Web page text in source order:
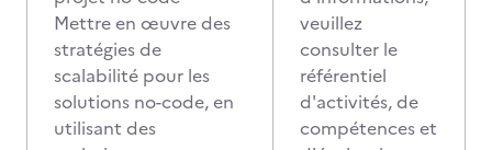
Mettre en œuvre des
stratégies de
scalabilité pour les
solutions no-code, en
utilisant des
veuillez
consulter le
référentiel
d'activités, de
compétences et